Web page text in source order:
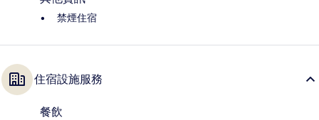
禁煙住宿
住宿設施服務
餐飲